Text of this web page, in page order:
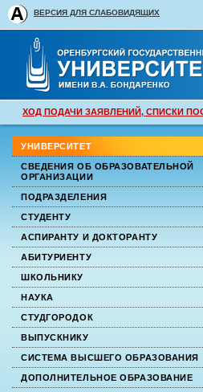
ВЕРСИЯ ДЛЯ СЛАБОВИДЯЩИХ
ХОД ПОДАЧИ ЗАЯВЛЕНИЙ, СПИСКИ
УНИВЕРСИТЕТ
СВЕДЕНИЯ ОБ ОБРАЗОВАТЕЛЬНОЙ
ОРГАНИЗАЦИИ
ПОДРАЗДЕЛЕНИЯ
СТУДЕНТУ
АСПИРАНТУ И ДОКТОРАНТУ
АБИТУРИЕНТУ
ШКОЛЬНИКУ
НАУКА
СТУДГОРОДОК
ВЫПУСКНИКУ
СИСТЕМА ВЫСШЕГО ОБРАЗОВАНИЯ
ДОПОЛНИТЕЛЬНОЕ ОБРАЗОВАНИЕ